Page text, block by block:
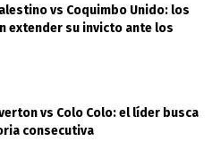
vs Coquimbo Unido: los
extender su invicto ante los
vs Colo Colo: el líder busca
consecutiva